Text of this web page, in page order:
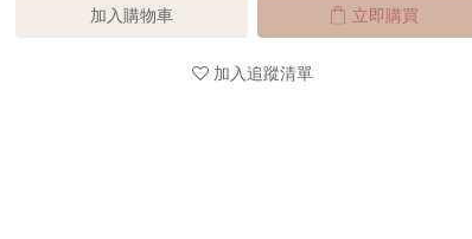
加入購物車 立即購買
加入追蹤清單